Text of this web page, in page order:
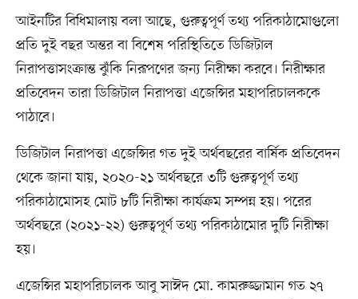
আইনটির বিধিমালায় বলা আছে, গুরুত্বপূর্ণ তথ্য পরিকাঠামোগুলো
প্রতি দুই বছর অন্তর বা বিশেষ পরিস্থিতিতে ডিজিটাল
নিরাপত্তাসংক্রান্ত ঝুঁকি নিরূপণের জন্য নিরীক্ষা করবে। নিরীক্ষার
প্রতিবেদন তারা ডিজিটাল নিরাপত্তা এজেন্সির মহাপরিচালককে
পাঠাবে।
ডিজিটাল নিরাপত্তা এজেন্সির গত দুই অর্থবছরের বার্ষিক প্রতিবেদন
থেকে জানা যায়, ২০২০-২১ অর্থবছরে ৩টি গুরুত্বপূর্ণ তথ্য
পরিকাঠামোসহ মোট ৮টি নিরীক্ষা কার্যক্রম সম্পন্ন হয়। পরের
অর্থবছরে (২০২১-২২) গুরুত্বপূর্ণ তথ্য পরিকাঠামোর দুটি নিরীক্ষা
হয়।
এজেন্সির মহাপরিচালক আবু সাঈদ মো. কামরুজ্জামান গত ২৭